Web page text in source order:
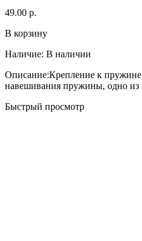
49.00 р.
В корзину
Наличие: В наличии
Описание:Крепление к пружине
навешивания пружины, одно из
Быстрый просмотр